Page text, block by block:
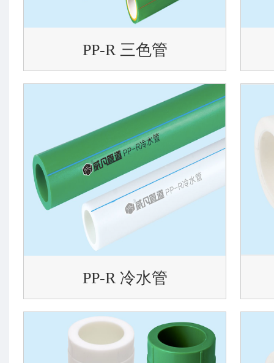
PP-R 三色管
PP-R 冷水管